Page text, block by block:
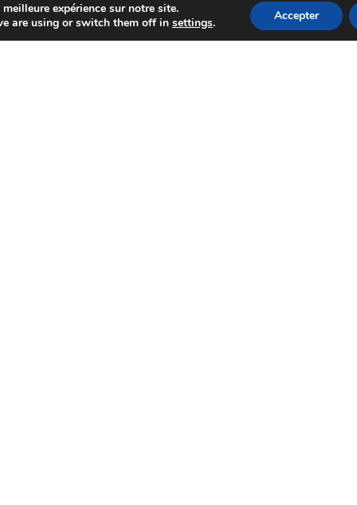
expérience sur notre site.
are using or switch them off in settings. Accepter